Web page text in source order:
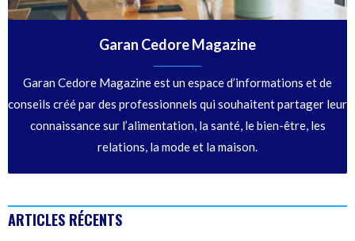
Garan Cedore Magazine
Garan Cedore Magazine est un espace d’informations et de
conseils créé par des professionnels qui souhaitent partager leur
connaissance sur l’alimentation, la santé, le bien-être, les
relations, la mode et la maison.
ARTICLES RÉCENTS